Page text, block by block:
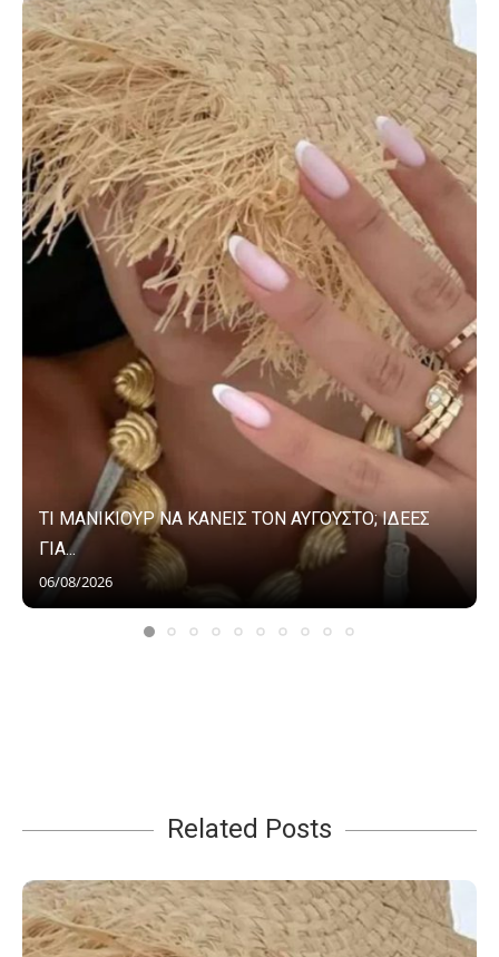
ΤΙ ΜΑΝΙΚΙΟΥΡ ΝΑ ΚΑΝΕΙΣ ΤΟΝ ΑΥΓΟΥΣΤΟ; ΙΔΕΕΣ
ΓΙΑ...
06/08/2026
Related Posts